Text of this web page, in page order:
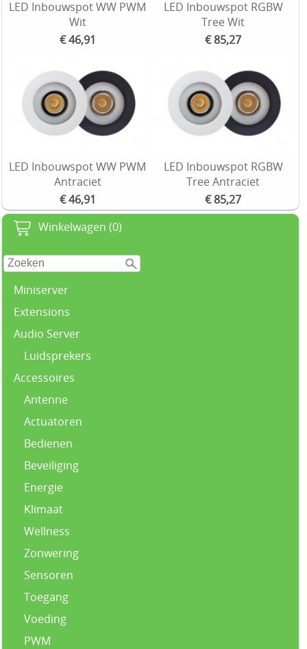
Winkelwagen (0)
Miniserver
Extensions
Audio Server
Luidsprekers
Accessoires
Antenne
Actuatoren
Bedienen
Beveiliging
Energie
Klimaat
Wellness
Zonwering
Sensoren
Toegang
Voeding
PWM
LED Inbouwspot WW PWM
Wit
€ 46,91
LED Inbouwspot RGBW
Tree Wit
€ 85,27
LED Inbouwspot WW PWM
Antraciet
€ 46,91
LED Inbouwspot RGBW
Tree Antraciet
€ 85,27